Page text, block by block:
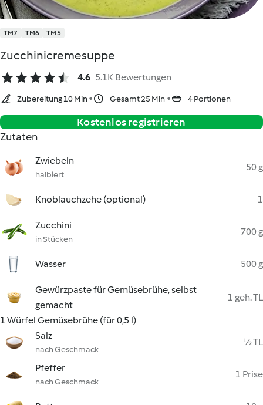
TM7 TM6 TM5
Zucchinicremesuppe
4.6 5.1K Bewertungen
Zubereitung 10 Min Gesamt 25 Min 4 Portionen
Kostenlos registrieren
Zutaten
Zwiebeln
halbiert
50 g
Knoblauchzehe (optional) 1
Zucchini
in Stücken
700 g
Wasser 500 g
Gewürzpaste für Gemüsebrühe, selbst
gemacht
1 geh. TL
1 Würfel Gemüsebrühe (für 0,5 l)
Salz
nach Geschmack
½ TL
Pfeffer
nach Geschmack
1 Prise